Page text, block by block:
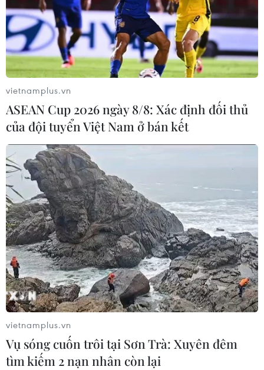
vietnamplus.vn
ASEAN Cup 2026 ngày 8/8: Xác định đối thủ
của đội tuyển Việt Nam ở bán kết
vietnamplus.vn
Vụ sóng cuốn trôi tại Sơn Trà: Xuyên đêm
tìm kiếm 2 nạn nhân còn lại